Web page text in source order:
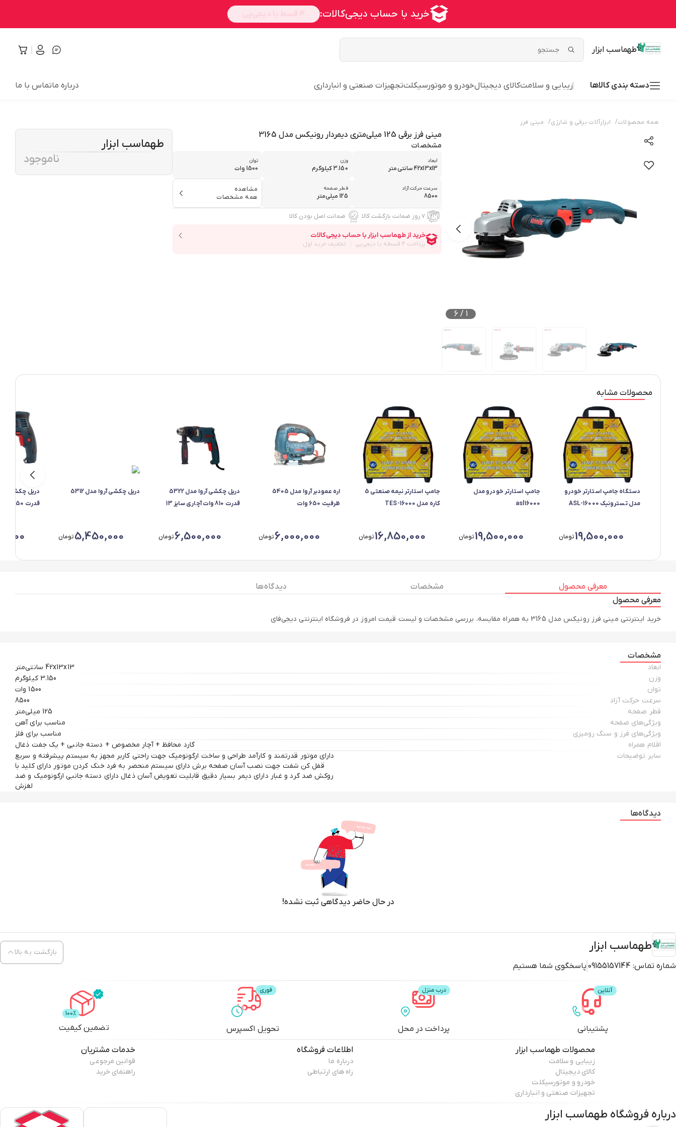
طهماسب ابزار
دسته بندی کالاها زیبایی و سلامتکالای دیجیتالخودرو و موتورسیکلتتجهیزات صنعتی و انبارداری درباره ماتماس با ما
همه محصولات/ ابزارآلات برقی و شارژی/ مینی فرز
1
/
6
مینی فرز برقی 125 میلی‌متری دیمردار رونیکس مدل 3165
مشخصات
ابعاد
42x13x13 سانتی‌متر
وزن
3.150 کیلوگرم
توان
1500 وات
سرعت حرکت آزاد
8500
قطر صفحه
125 میلی‌متر
مشاهده
همه مشخصات
۷ روز ضمانت بازگشت کالا ضمانت اصل بودن کالا
طهماسب ابزار
ناموجود
محصولات مشابه
دستگاه جامپ استارتر خودرو
مدل تسترونیک ASL-16000
19,500,000تومان
جامپ استارتر خودرو مدل
asl16000
19,500,000تومان
جامپ استارتر نیمه صنعتی 5
کاره مدل TES-16000
16,850,000تومان
اره عمودبر آروا مدل 5405
ظرفیت 650 وات
6,000,000تومان
دریل چکشی آروا مدل 5322
قدرت 810 وات آچاری سایز 13
6,500,000تومان
دریل چکشی آروا مدل 5312
5,450,000تومان
قدرت 850 وات و آچاری
معرفی محصول مشخصات
دیدگاه ها
معرفی محصول
خرید اینترنتی مینی فرز رونیکس مدل 3165 به همراه مقایسه، بررسی مشخصات و لیست قیمت امروز در فروشگاه اینترنتی دیجی‌فای
مشخصات
ابعاد
42x13x13 سانتی‌متر
وزن
3.150 کیلوگرم
توان
1500 وات
سرعت حرکت آزاد
8500
قطر صفحه
125 میلی‌متر
ویژگی‌های صفحه
مناسب برای آهن
ویژگی‌های فرز و سنگ رومیزی
مناسب برای فلز
اقلام همراه
گارد محافظ + آچار مخصوص + دسته جانبی + یک جفت ذغال
سایر توضیحات
دارای موتور قدرتمند و کارآمد طراحی و ساخت ارگونومیک جهت راحتی کاربر مجهز به سیستم پیشرفته و سریع
قفل کن شفت جهت نصب آسان صفحه برش دارای سیستم منحصر به فرد خنک کردن موتور دارای کلید با
روکش ضد گرد و غبار دارای دیمر بسیار دقیق قابلیت تعویض آسان ذغال دارای دسته جانبی ارگونومیک و ضد
لغزش
دیدگاه‌ها
در حال حاضر دیدگاهی ثبت نشده!
طهماسب ابزار
شماره تماس: 09155157144 پاسخگوی شما هستیم
بازگشت به بالا
پشتیبانی پرداخت در محل تحویل اکسپرس تضمین کیفیت
محصولات طهماسب ابزار
زیبایی و سلامت
کالای دیجیتال
خودرو و موتورسیکلت
تجهیزات صنعتی و انبارداری
اطلاعات فروشگاه
درباره ما
راه های ارتباطی
خدمات مشتریان
قوانین مرجوعی
راهنمای خرید
درباره فروشگاه طهماسب ابزار